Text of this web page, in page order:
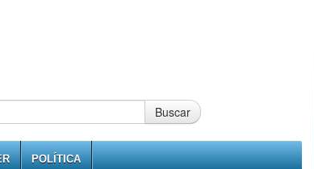
Buscar
POLÍTICA